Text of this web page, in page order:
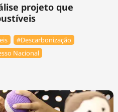
projeto que
#Descarbonização
Nacional